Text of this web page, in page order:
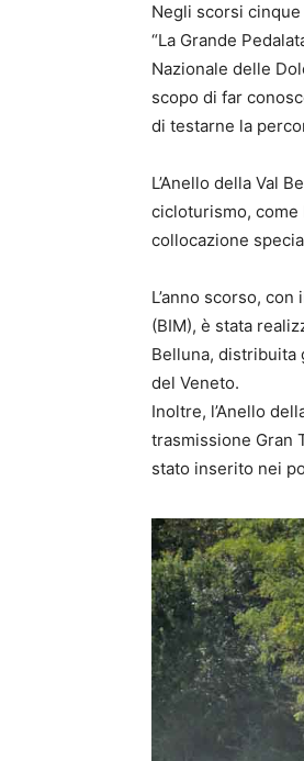
Negli scorsi
“La Grande
Nazionale delle
scopo di far
di testarne la
L’Anello della Val
cicloturismo, come
collocazione
L’anno scorso,
(BIM), è stata
Belluna, distribuita
del Veneto.
Inoltre, l’Anello
trasmissione Gran
stato inserito nei